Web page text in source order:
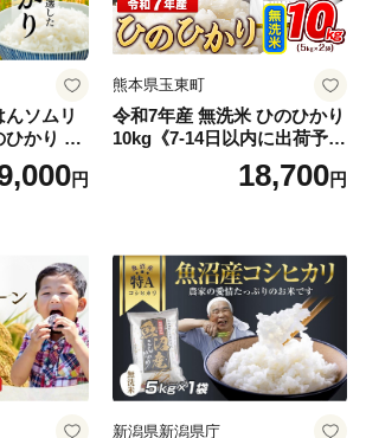
んソムリ
かり 10
ひかり ブ
円
熊本県玉東町
令和7年産 無洗米 ひのひかり
10kg《7-14日以内に出荷予定
(土日祝除く)》コメ 米 無洗米
令和7年産 高レビュー｜人気
18,700円
新潟県新潟県庁